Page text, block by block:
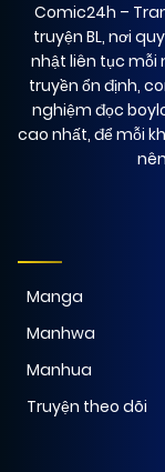
Comic24h –
truyện BL, nơi
nhật liên tục mỗi
truyền ổn định,
nghiệm đọc
cao nhất, để mỗi
Manga
Manhwa
Manhua
Truyện theo dõi